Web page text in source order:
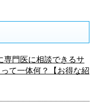
専門医に相談できるサ
て一体何？【お得な紹